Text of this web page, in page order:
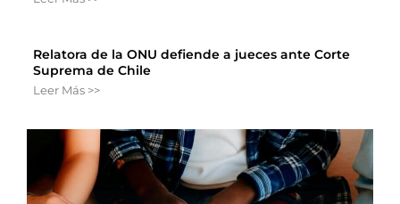
Relatora de la ONU defiende a jueces ante Corte
Suprema de Chile
Leer Más >>